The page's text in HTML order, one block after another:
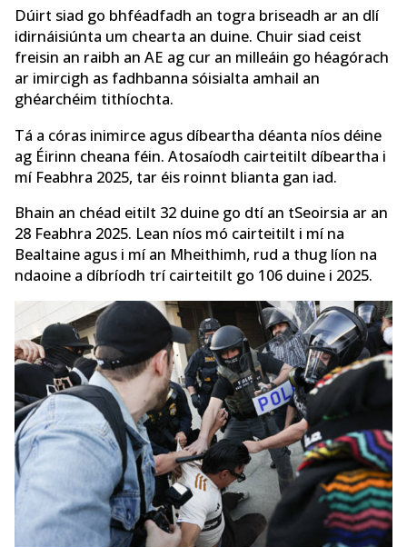
Dúirt siad go bhféadfadh an togra briseadh ar an dlí
idirnáisiúnta um chearta an duine. Chuir siad ceist
freisin an raibh an AE ag cur an milleáin go héagórach
ar imircigh as fadhbanna sóisialta amhail an
ghéarchéim tithíochta.
Tá a córas inimirce agus díbeartha déanta níos déine
ag Éirinn cheana féin. Atosaíodh cairteitilt díbeartha i
mí Feabhra 2025, tar éis roinnt blianta gan iad.
Bhain an chéad eitilt 32 duine go dtí an tSeoirsia ar an
28 Feabhra 2025. Lean níos mó cairteitilt i mí na
Bealtaine agus i mí an Mheithimh, rud a thug líon na
ndaoine a díbríodh trí cairteitilt go 106 duine i 2025.